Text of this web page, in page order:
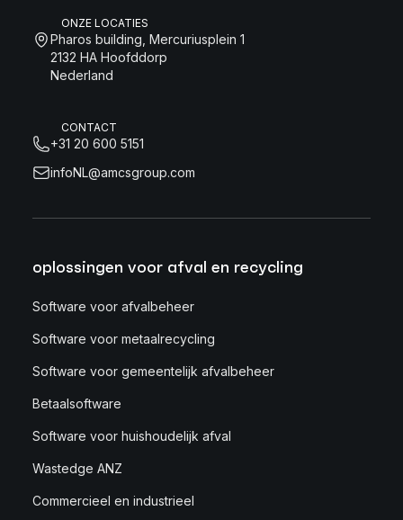
ONZE LOCATIES
Pharos building, Mercuriusplein 1
2132 HA Hoofddorp
Nederland
CONTACT
+31 20 600 5151
infoNL@amcsgroup.com
oplossingen voor afval en recycling
Software voor afvalbeheer
Software voor metaalrecycling
Software voor gemeentelijk afvalbeheer
Betaalsoftware
Software voor huishoudelijk afval
Wastedge ANZ
Commercieel en industrieel